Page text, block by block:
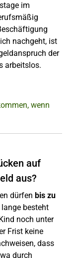
im
nachgeht, ist
der
arbeitslos.
wenn
auf
aus?
dürfen bis zu
besteht
noch unter
Frist keine
dass
durch